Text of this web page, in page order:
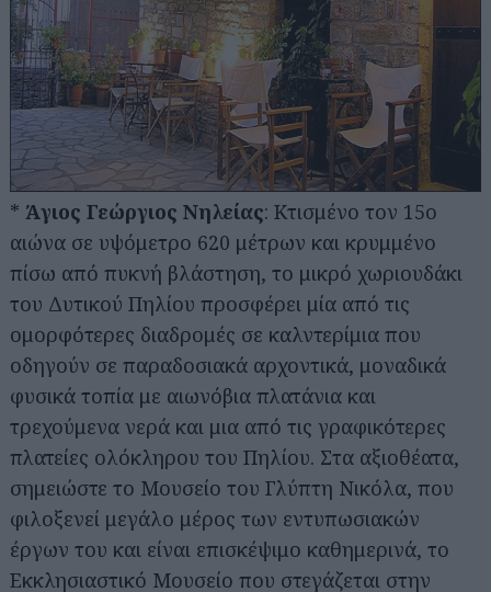
* Άγιος Γεώργιος Νηλείας: Κτισμένο τον 15ο
αιώνα σε υψόμετρο 620 μέτρων και κρυμμένο
πίσω από πυκνή βλάστηση, το μικρό χωριουδάκι
του Δυτικού Πηλίου προσφέρει μία από τις
ομορφότερες διαδρομές σε καλντερίμια που
οδηγούν σε παραδοσιακά αρχοντικά, μοναδικά
φυσικά τοπία με αιωνόβια πλατάνια και
τρεχούμενα νερά και μια από τις γραφικότερες
πλατείες ολόκληρου του Πηλίου. Στα αξιοθέατα,
σημειώστε το Μουσείο του Γλύπτη Νικόλα, που
φιλοξενεί μεγάλο μέρος των εντυπωσιακών
έργων του και είναι επισκέψιμο καθημερινά, το
Εκκλησιαστικό Μουσείο που στεγάζεται στην